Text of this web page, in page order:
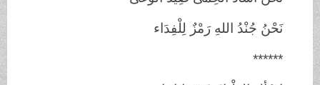
نَحْنُ جُنْدُ اللهِ رَمْزٌ لِلْفِدَاء
******